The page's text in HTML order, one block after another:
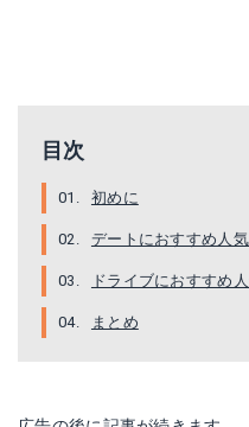
目次
初めに
デートにおすすめ人
ドライブにおすすめ
まとめ